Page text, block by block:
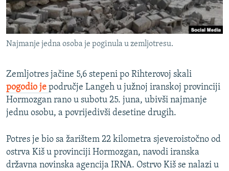
VIŠE OD NASLOVA
GENOCID U SREBRENICI
POPLAVE I KLIZIŠTA U BIH 2024.
TV LIBERTY
POST SCRIPTUM
MOJA EVROPA
SVE KARTE DEJTONA
NASTANAK I RASPAD JUGOSLAVIJE
PRATITE NAS
Sve RFE/RL stranice
Najmanje jedna osoba je poginula u zemljotresu.
Zemljotres jačine 5,6 stepeni po Rihterovoj skali
pogodio je područje Langeh u južnoj iranskoj provinciji
Hormozgan rano u subotu 25. juna, ubivši najmanje
jednu osobu, a povrijedivši desetine drugih.
Potres je bio sa žarištem 22 kilometra sjeveroistočno od
ostrva Kiš u provinciji Hormozgan, navodi iranska
državna novinska agencija IRNA. Ostrvo Kiš se nalazi u